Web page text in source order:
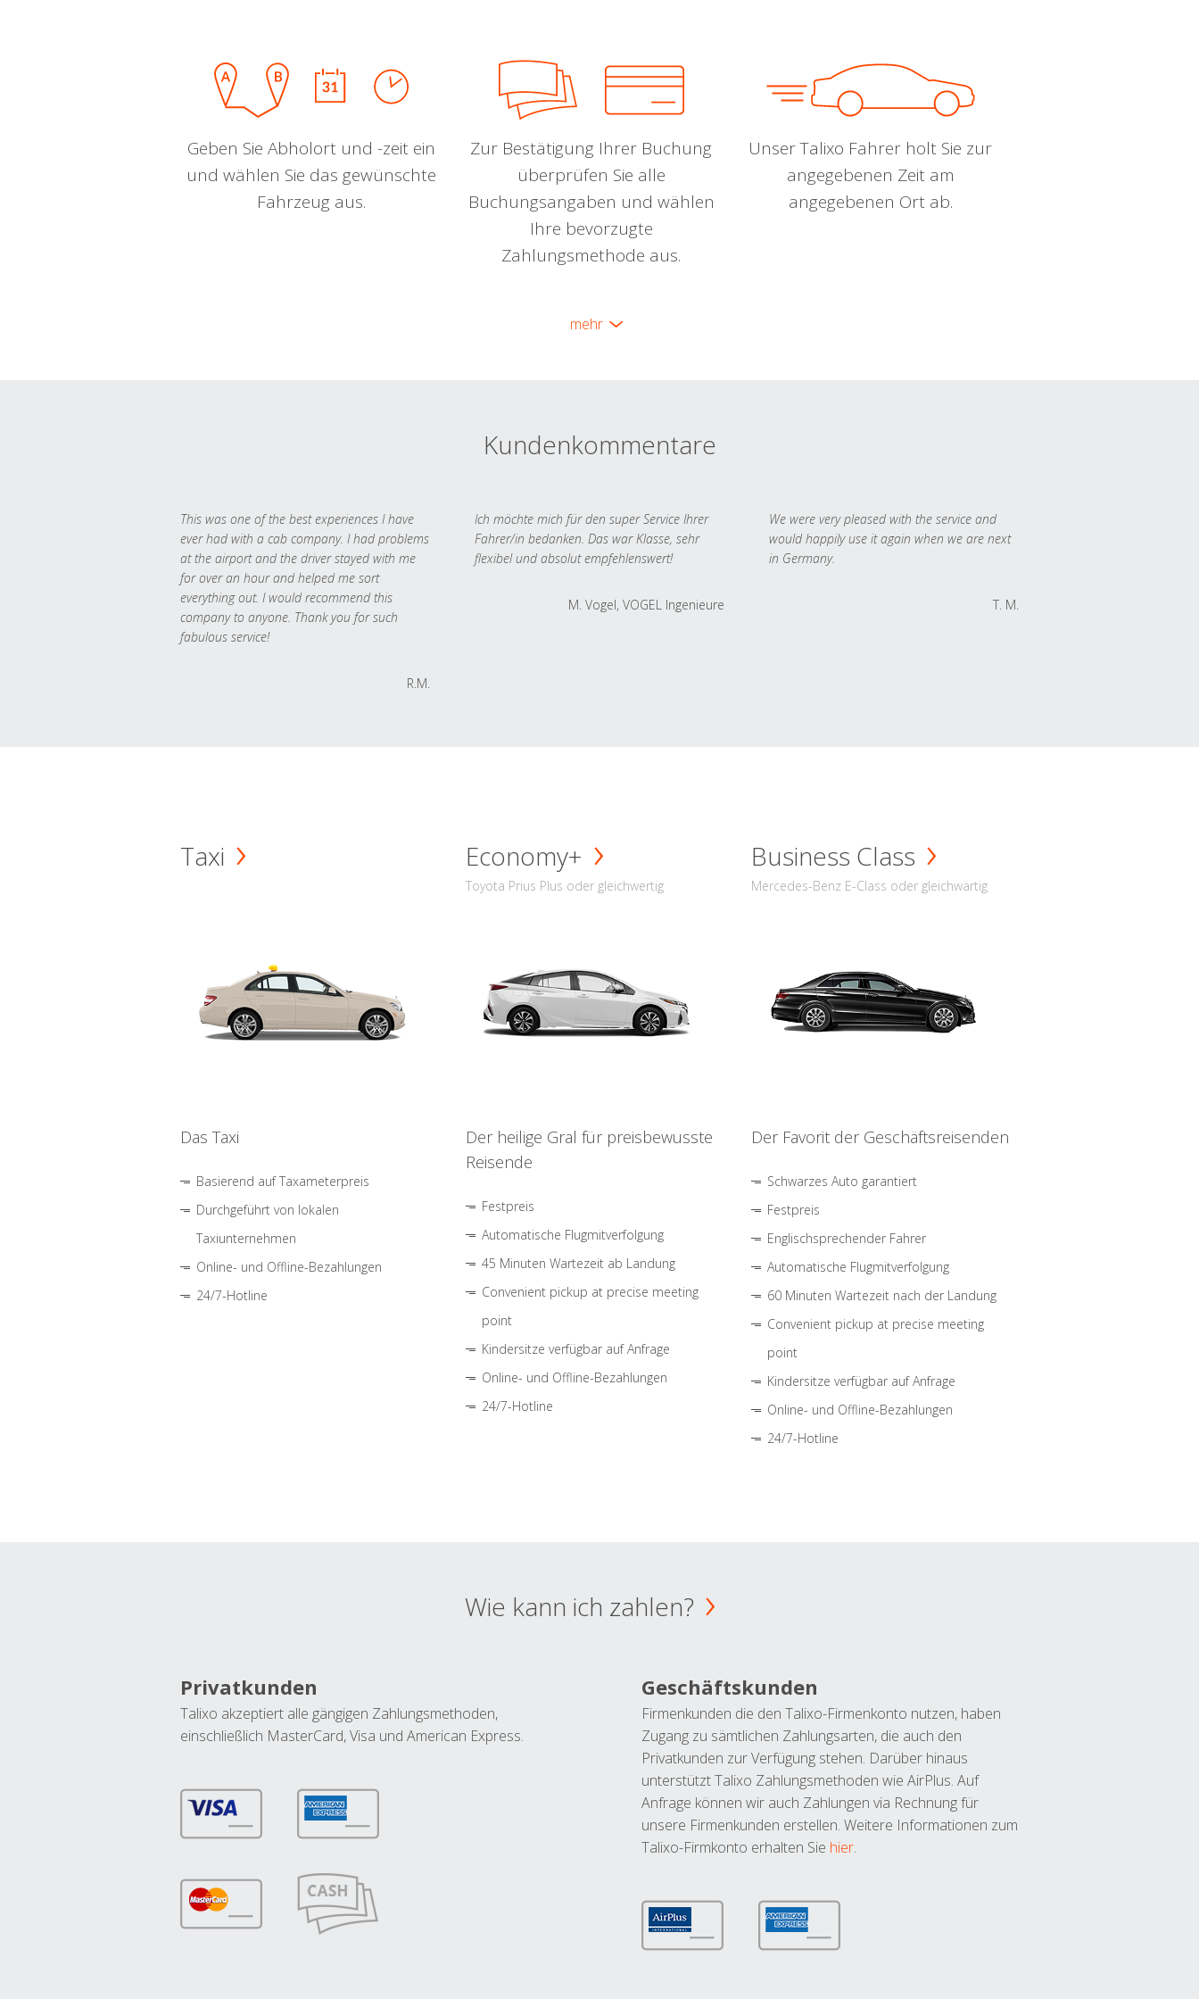
Geben Sie Abholort und -zeit ein
und wählen Sie das gewünschte
Fahrzeug aus.
Zur Bestätigung Ihrer Buchung
überprüfen Sie alle
Buchungsangaben und wählen
Ihre bevorzugte
Zahlungsmethode aus.
Unser Talixo Fahrer holt Sie zur
angegebenen Zeit am
angegebenen Ort ab.
mehr
Kundenkommentare
This was one of the best experiences I have
ever had with a cab company. I had problems
at the airport and the driver stayed with me
for over an hour and helped me sort
everything out. I would recommend this
company to anyone. Thank you for such
fabulous service!
R.M.
Ich möchte mich für den super Service Ihrer
Fahrer/in bedanken. Das war Klasse, sehr
flexibel und absolut empfehlenswert!
M. Vogel, VOGEL Ingenieure
We were very pleased with the service and
would happily use it again when we are next
in Germany.
T. M.
Taxi
Das Taxi
Basierend auf Taxameterpreis
Durchgeführt von lokalen
Taxiunternehmen
Online- und Offline-Bezahlungen
24/7-Hotline
Economy+
Toyota Prius Plus oder gleichwertig
Der heilige Gral für preisbewusste
Reisende
Festpreis
Automatische Flugmitverfolgung
45 Minuten Wartezeit ab Landung
Convenient pickup at precise meeting
point
Kindersitze verfügbar auf Anfrage
Online- und Offline-Bezahlungen
24/7-Hotline
Business Class
Mercedes-Benz E-Class oder gleichwärtig
Der Favorit der Geschäftsreisenden
Schwarzes Auto garantiert
Festpreis
Englischsprechender Fahrer
Automatische Flugmitverfolgung
60 Minuten Wartezeit nach der Landung
Convenient pickup at precise meeting
point
Kindersitze verfügbar auf Anfrage
Online- und Offline-Bezahlungen
24/7-Hotline
Wie kann ich zahlen?
Privatkunden
Talixo akzeptiert alle gängigen Zahlungsmethoden,
einschließlich MasterCard, Visa und American Express.
Geschäftskunden
Firmenkunden die den Talixo-Firmenkonto nutzen, haben
Zugang zu sämtlichen Zahlungsarten, die auch den
Privatkunden zur Verfügung stehen. Darüber hinaus
unterstützt Talixo Zahlungsmethoden wie AirPlus. Auf
Anfrage können wir auch Zahlungen via Rechnung für
unsere Firmenkunden erstellen. Weitere Informationen zum
Talixo-Firmkonto erhalten Sie hier.